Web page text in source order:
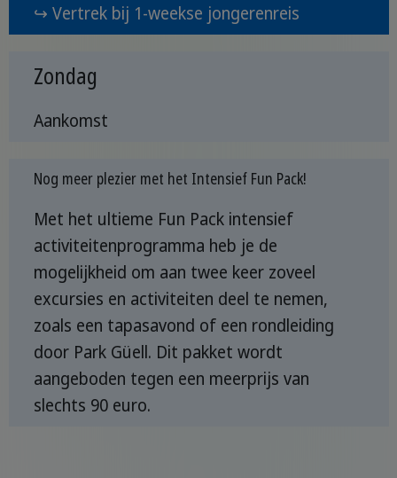
↪ Vertrek bij 1-weekse jongerenreis
Zondag
Aankomst
Nog meer plezier met het Intensief Fun Pack!
Met het ultieme Fun Pack intensief
activiteitenprogramma heb je de
mogelijkheid om aan twee keer zoveel
excursies en activiteiten deel te nemen,
zoals een tapasavond of een rondleiding
door Park Güell. Dit pakket wordt
aangeboden tegen een meerprijs van
slechts 90 euro.